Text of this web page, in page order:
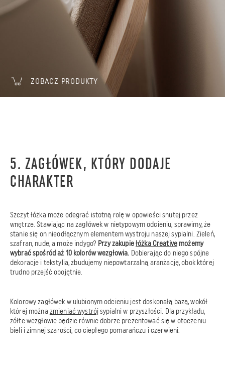
ZOBACZ PRODUKTY
5. ZAGŁÓWEK, KTÓRY DODAJE
CHARAKTER
Szczyt łóżka może odegrać istotną rolę w opowieści snutej przez
wnętrze. Stawiając na zagłówek w nietypowym odcieniu, sprawimy, że
stanie się on nieodłącznym elementem wystroju naszej sypialni. Zieleń,
szafran, nude, a może indygo? Przy zakupiełóżka Creative możemy
wybrać spośród aż 10 kolorów wezgłowia. Dobierając do niego spójne
dekoracje i tekstylia, zbudujemy niepowtarzalną aranżację, obok której
trudno przejść obojętnie.
Kolorowy zagłówek w ulubionym odcieniu jest doskonałą bazą, wokół
której można zmieniać wystrójsypialni w przyszłości. Dla przykładu,
żółte wezgłowie będzie równie dobrze prezentować się w otoczeniu
bieli i zimnej szarości, co ciepłego pomarańczu i czerwieni.